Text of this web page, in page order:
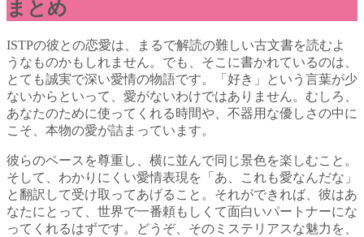
まとめ
ISTPの彼との恋愛は、まるで解読の難しい古文書を読むよ
うなものかもしれません。でも、そこに書かれているのは、
とても誠実で深い愛情の物語です。「好き」という言葉が少
ないからといって、愛がないわけではありません。むしろ、
あなたのために使ってくれる時間や、不器用な優しさの中に
こそ、本物の愛が詰まっています。
彼らのペースを尊重し、横に並んで同じ景色を楽しむこと。
そして、わかりにくい愛情表現を「あ、これも愛なんだな」
と翻訳して受け取ってあげること。それができれば、彼はあ
なたにとって、世界で一番頼もしくて面白いパートナーにな
ってくれるはずです。どうぞ、そのミステリアスな魅力を、